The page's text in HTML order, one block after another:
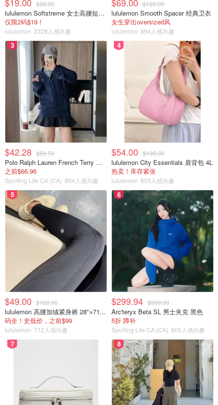
$88.00
lululemon Softstreme 女士高腰短裤 10cm
仅限2码$19！
lululemon 2328人感兴趣
$128.00
lululemon Smooth Spacer 经典卫衣
女生穿出oversized风
lululemon 894人感兴趣
3
$42.28 $89.50
Polo Ralph Lauren French Terry 女童连帽卫衣 7-16码
之前$66.96
Sporting Life CA (CA) 894人感兴趣
4
$54.00 $108.00
lululemon City Essentials 肩背包 4L
热卖！库存紧张
lululemon 803人感兴趣
5
$49.00 $168.00
lululemon 高腰加绒紧身裤 28"≈71cm 5个口袋
码全！史低价，之前$99
lululemon 712人感兴趣
6
$299.94 $600.00
Arc'teryx Beta SL 男士夹克 黑色
5折 蹲补
Sporting Life CA (CA) 605人感兴趣
7 8